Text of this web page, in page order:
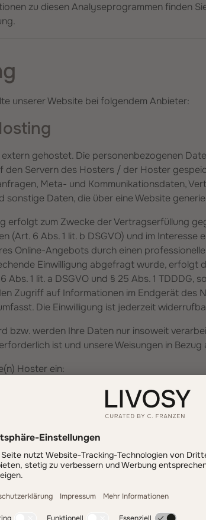
zu diesen Analyseprogrammen finden
unserer Website bei folgendem Anbieter:
gehostet. Die personenbezogenen
den Servern des Hosters / der Hoster
Meta- und Kommunikationsdaten,
sonstige Daten, die über eine Website
erfolgt zum Zwecke der Vertragserfüllung
(Art. 6 Abs. 1 lit. b DSGVO) und im Interesse
Online-Angebots durch einen
Einwilligung abgefragt wurde, erfolgt
Abs. 1 lit. a DSGVO und § 25 Abs. 1 TDDDG,
Zugriff auf Informationen im Endgerät des
Die Einwilligung ist jederzeit
bzw. werden Ihre Daten nur insoweit
ist und unsere Weisungen in
Hoster ein:
über Auftragsverarbeitung (AVV) zur
handelt es sich um einen
die personenbezogenen Daten
Einhaltung der DSGVO verarbeitet.